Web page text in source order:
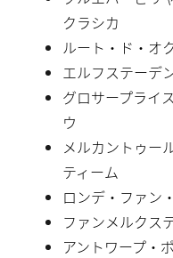
クラシカ
ルート・ド・オ
エルフステーデ
グロサープライ
ウ
メルカントゥー
ティーム
ロンデ・ファン
ファンメルクス
アントワープ・